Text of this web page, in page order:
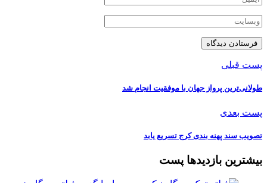
پست قبلی
طولانی‌ترین پرواز جهان با موفقیت انجام شد
پست بعدی
️تصویب سند پهنه بندی کرج تسریع یابد
بیشترین بازدیدها پست